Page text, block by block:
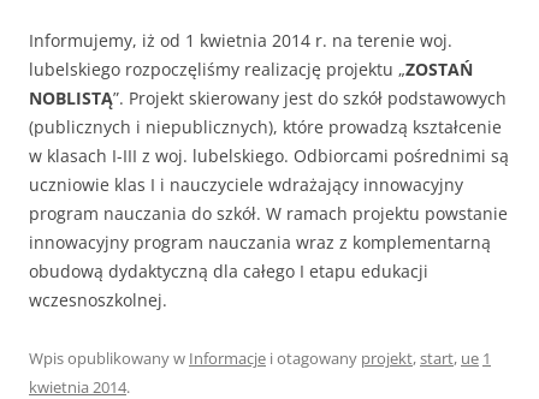
Informujemy, iż od 1 kwietnia 2014 r. na terenie woj.
lubelskiego rozpoczęliśmy realizację projektu „ZOSTAŃ
NOBLISTĄ”. Projekt skierowany jest do szkół podstawowych
(publicznych i niepublicznych), które prowadzą kształcenie
w klasach I-III z woj. lubelskiego. Odbiorcami pośrednimi są
uczniowie klas I i nauczyciele wdrażający innowacyjny
program nauczania do szkół. W ramach projektu powstanie
innowacyjny program nauczania wraz z komplementarną
obudową dydaktyczną dla całego I etapu edukacji
wczesnoszkolnej.
Wpis opublikowany w Informacje i otagowany projekt,start, ue 1
kwietnia 2014.